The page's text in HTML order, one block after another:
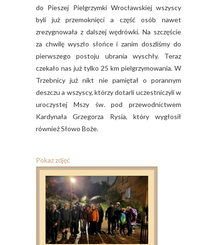
do Pieszej Pielgrzymki Wrocławskiej wszyscy
byli już przemoknięci a część osób nawet
zrezygnowała z dalszej wędrówki. Na szczęście
za chwilę wyszło słońce i zanim doszliśmy do
pierwszego postoju ubrania wyschły. Teraz
czekało nas już tylko 25 km pielgrzymowania. W
Trzebnicy już nikt nie pamiętał o porannym
deszczu a wszyscy, którzy dotarli uczestniczyli w
uroczystej Mszy św. pod przewodnictwem
Kardynała Grzegorza Rysia, który wygłosił
również Słowo Boże.
Pokaz zdjęć